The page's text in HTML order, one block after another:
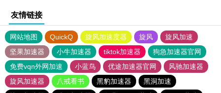
友情链接
网站地图 QuickQ 旋风加速度器 旋风
旋风加速
坚果加速器
小牛加速器 tiktok加速器
狗急加速器官网
免费vqn外网加速
小蓝鸟 优途加速器官网
风驰加速器
旋风加速器
八戒看书 黑豹加速器
黑洞加速